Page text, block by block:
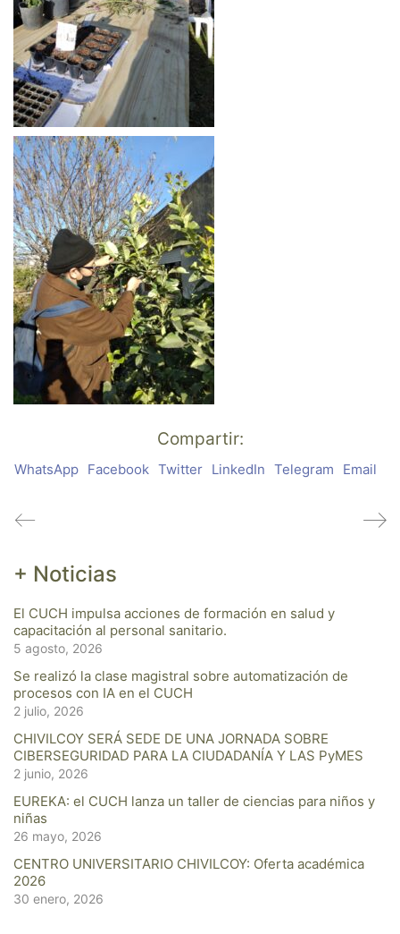
Compartir:
WhatsApp Facebook Twitter LinkedIn Telegram Email
+ Noticias
El CUCH impulsa acciones de formación en salud y
capacitación al personal sanitario.
5 agosto, 2026
Se realizó la clase magistral sobre automatización de
procesos con IA en el CUCH
2 julio, 2026
CHIVILCOY SERÁ SEDE DE UNA JORNADA SOBRE
CIBERSEGURIDAD PARA LA CIUDADANÍA Y LAS PyMES
2 junio, 2026
EUREKA: el CUCH lanza un taller de ciencias para niños y
niñas
26 mayo, 2026
CENTRO UNIVERSITARIO CHIVILCOY: Oferta académica
2026
30 enero, 2026